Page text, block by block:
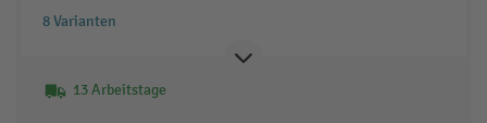
8 Varianten
13 Arbeitstage